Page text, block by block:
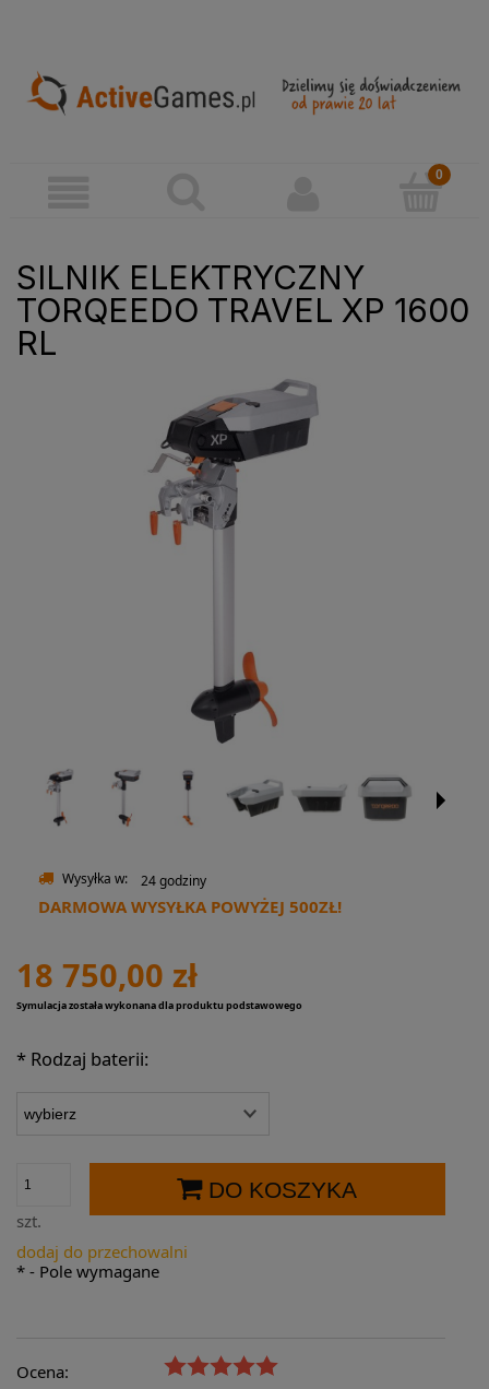
SILNIK ELEKTRYCZNY
TORQEEDO TRAVEL XP 1600
RL
Wysyłka w: 24 godziny
DARMOWA WYSYŁKA POWYŻEJ 500ZŁ!
18 750,00 zł
Symulacja została wykonana dla produktu podstawowego
* Rodzaj baterii:
szt.
DO KOSZYKA
dodaj do przechowalni
* - Pole wymagane
Ocena: